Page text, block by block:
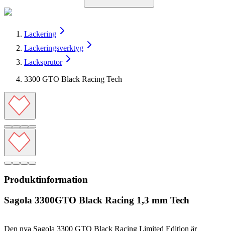
Lackering
Lackeringsverktyg
Lacksprutor
3300 GTO Black Racing Tech
Produktinformation
Sagola 3300GTO Black Racing 1,3 mm Tech
Den nya Sagola 3300 GTO Black Racing Limited Edition är